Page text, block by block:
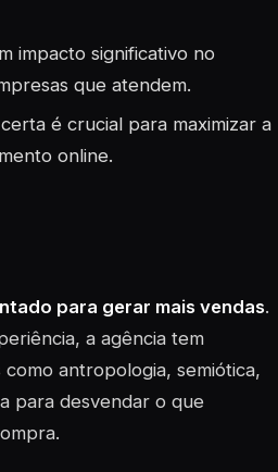
impacto significativo no
que atendem.
é crucial para maximizar a
online.
para gerar mais vendas.
a agência tem
antropologia, semiótica,
para desvendar o que